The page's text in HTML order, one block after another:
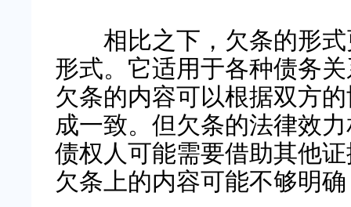
相比之下，欠条的形式
形式。它适用于各种债务
欠条的内容可以根据双方
成一致。但欠条的法律效
债权人可能需要借助其他
欠条上的内容可能不够明